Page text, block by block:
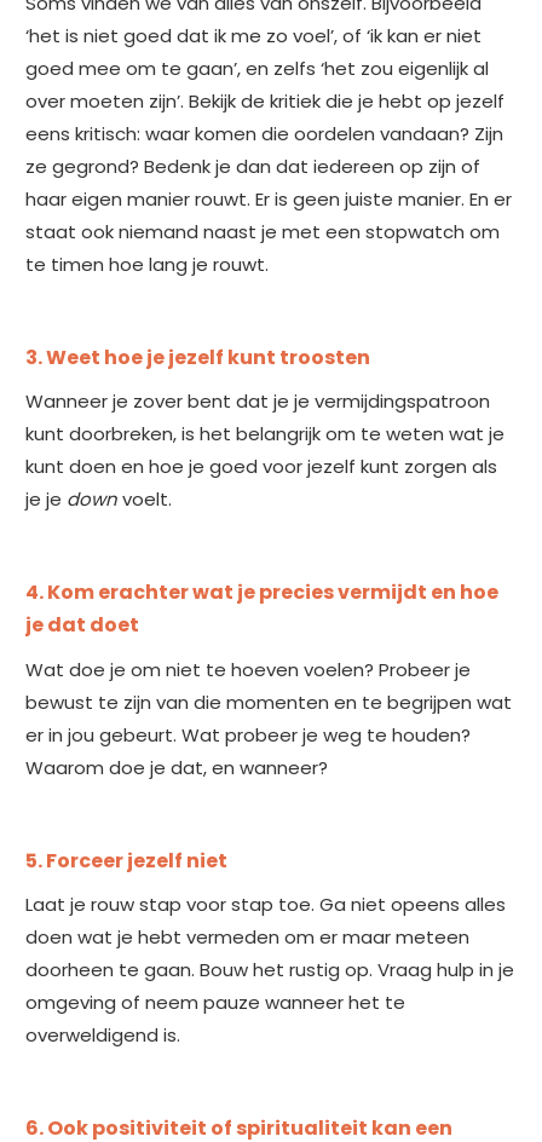
‘het is niet goed dat ik me zo voel’, of ‘ik kan er niet
goed mee om te gaan’, en zelfs ‘het zou eigenlijk al
over moeten zijn’. Bekijk de kritiek die je hebt op jezelf
eens kritisch: waar komen die oordelen vandaan? Zijn
ze gegrond? Bedenk je dan dat iedereen op zijn of
haar eigen manier rouwt. Er is geen juiste manier. En er
staat ook niemand naast je met een stopwatch om
te timen hoe lang je rouwt.
3. Weet hoe je jezelf kunt troosten
Wanneer je zover bent dat je je vermijdingspatroon
kunt doorbreken, is het belangrijk om te weten wat je
kunt doen en hoe je goed voor jezelf kunt zorgen als
je je downvoelt.
4. Kom erachter wat je precies vermijdt en hoe
je dat doet
Wat doe je om niet te hoeven voelen? Probeer je
bewust te zijn van die momenten en te begrijpen wat
er in jou gebeurt. Wat probeer je weg te houden?
Waarom doe je dat, en wanneer?
5. Forceer jezelf niet
Laat je rouw stap voor stap toe. Ga niet opeens alles
doen wat je hebt vermeden om er maar meteen
doorheen te gaan. Bouw het rustig op. Vraag hulp in je
omgeving of neem pauze wanneer het te
overweldigend is.
6. Ook positiviteit of spiritualiteit kan een